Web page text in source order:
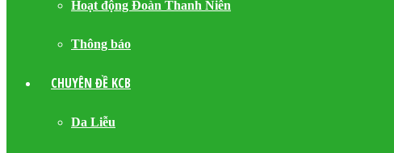
Hoạt động Đoàn Thanh Niên
Thông báo
CHUYÊN ĐỀ KCB
Da Liễu